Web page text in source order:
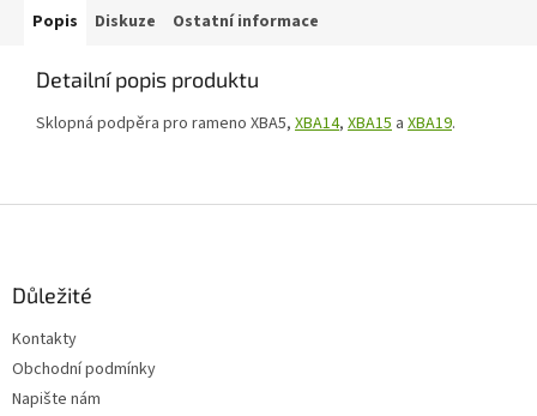
Popis Diskuze Ostatní informace
Detailní popis produktu
Sklopná podpěra pro rameno XBA5, XBA14, XBA15 a XBA19.
Důležité
Kontakty
Obchodní podmínky
Napište nám